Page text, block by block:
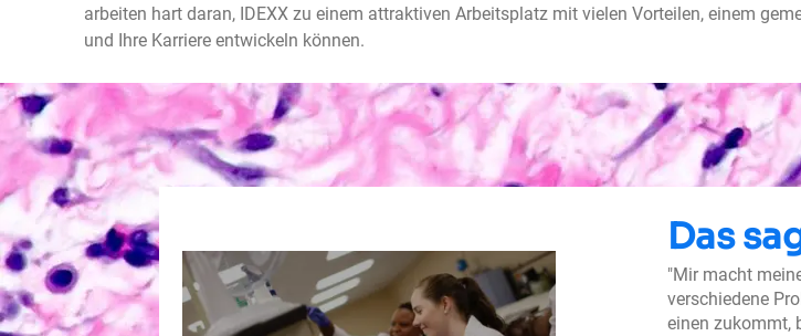
arbeiten hart daran, IDEXX zu einem attraktiven Arbeitsplatz mit vielen Vorteilen, einem
und Ihre Karriere entwickeln können.
Das
"Mir macht
verschiedene
einen zukommt,